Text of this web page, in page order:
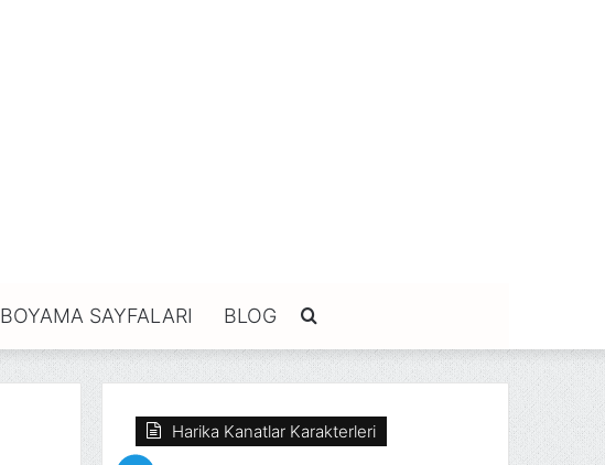
BOYAMA SAYFALARI BLOG Arama
yap
...
Harika Kanatlar Karakterleri